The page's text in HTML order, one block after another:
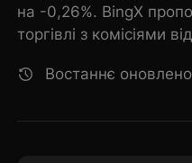
на -0,26%. BingX
торгівлі з комісіями
Востаннє